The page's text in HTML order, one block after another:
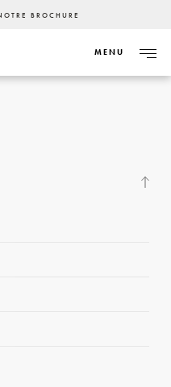
BROCHURE
MENU